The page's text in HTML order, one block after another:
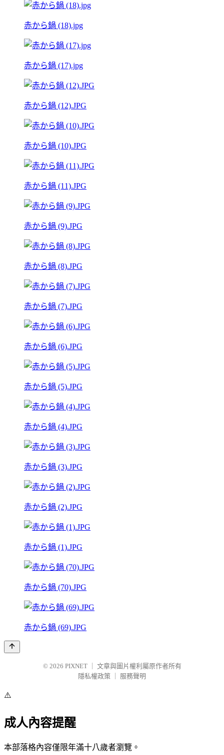
赤から鍋 (18).jpg
赤から鍋 (17).jpg
赤から鍋 (12).JPG
赤から鍋 (10).JPG
赤から鍋 (11).JPG
赤から鍋 (9).JPG
赤から鍋 (8).JPG
赤から鍋 (7).JPG
赤から鍋 (6).JPG
赤から鍋 (5).JPG
赤から鍋 (4).JPG
赤から鍋 (3).JPG
赤から鍋 (2).JPG
赤から鍋 (1).JPG
赤から鍋 (70).JPG
赤から鍋 (69).JPG
© 2026 PIXNET
文章與圖片權利屬原作者所有
隱私權政策
服務聲明
⚠️
成人內容提醒
本部落格內容僅限年滿十八歲者瀏覽。